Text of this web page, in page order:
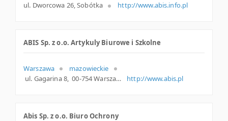
ul. Dworcowa 26, Sobótka
http://www.abis.info.pl
ABIS Sp. z o.o. Artykuly Biurowe i Szkolne
Warszawa
mazowieckie
ul. Gagarina 8, 00-754 Warszawa, m. Warszawa, mazowieckie
http://www.abis.pl
Abis Sp. z o.o. Biuro Ochrony